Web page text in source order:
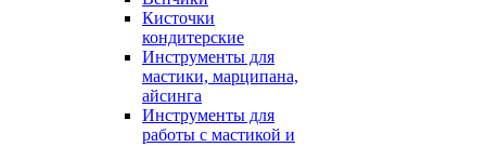
Кисточки
кондитерские
Инструменты для
мастики, марципана,
айсинга
Инструменты для
работы с мастикой и